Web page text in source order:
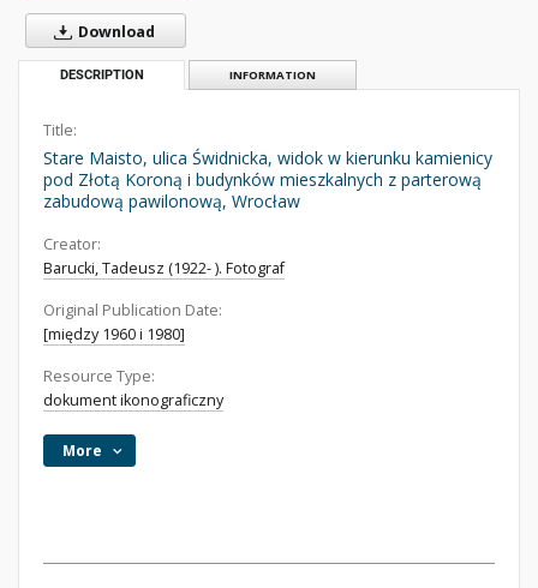
Download
DESCRIPTION INFORMATION
Title:
Stare Maisto, ulica Świdnicka, widok w kierunku kamienicy
pod Złotą Koroną i budynków mieszkalnych z parterową
zabudową pawilonową, Wrocław
Creator:
Barucki, Tadeusz (1922- ). Fotograf
Original Publication Date:
[między 1960 i 1980]
Resource Type:
dokument ikonograficzny
More